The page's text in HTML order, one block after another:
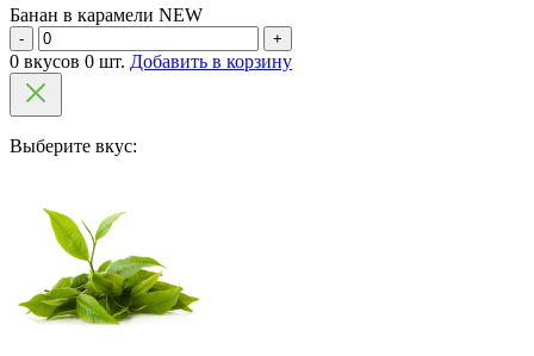
Банан в карамели NEW
- +
0 вкусов 0 шт. Добавить в корзину
Выберите вкус: